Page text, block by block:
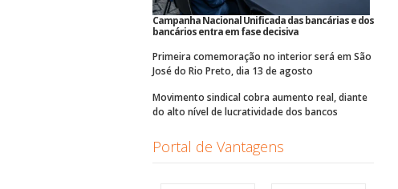
Campanha Nacional Unificada das bancárias e dos
bancários entra em fase decisiva
Primeira comemoração no interior será em São
José do Rio Preto, dia 13 de agosto
Movimento sindical cobra aumento real, diante
do alto nível de lucratividade dos bancos
Portal de Vantagens